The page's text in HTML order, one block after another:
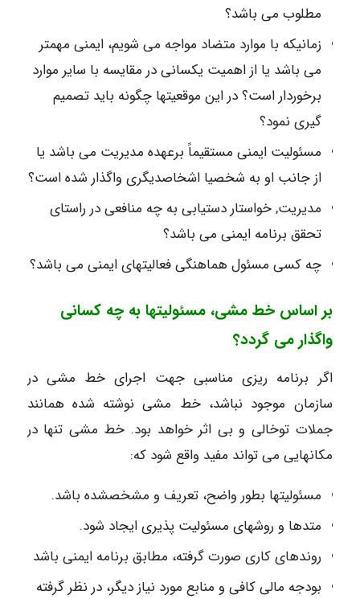
مطلوب می باشد؟
زمانیکه با موارد متضاد مواجه می شویم، ایمنی مهمتر
می باشد یا از اهمیت یکسانی در مقایسه با سایر موارد
برخوردار است؟ در این موقعیتها چگونه باید تصمیم
گیری نمود؟
مسئولیت ایمنی مستقیماً برعهده مدیریت می باشد یا
از جانب او به شخصیا اشخاصدیگری واگذار شده است؟
مدیریت, خواستار دستیابی به چه منافعی در راستای
تحقق برنامه ایمنی می باشد؟
چه کسی مسئول هماهنگی فعالیتهای ایمنی می باشد؟
بر اساس خط مشی، مسئولیتها به چه کسانی
واگذار می گردد؟
اگر برنامه ریزی مناسبی جهت اجرای خط مشی در
سازمان موجود نباشد، خط مشی نوشته شده همانند
جملات توخالی و بی اثر خواهد بود. خط مشی تنها در
مکانهایی می تواند مفید واقع شود که:
مسئولیتها بطور واضح، تعریف و مشخصشده باشد.
متدها و روشهای مسئولیت پذیری ایجاد شود.
روندهای کاری صورت گرفته، مطابق برنامه ایمنی باشد
بودجه مالی کافی و منابع مورد نیاز دیگر، در نظر گرفته